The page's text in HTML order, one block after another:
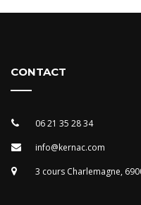
CONTACT
06 21 35 28 34
info@kernac.com
3 cours Charlemagne,